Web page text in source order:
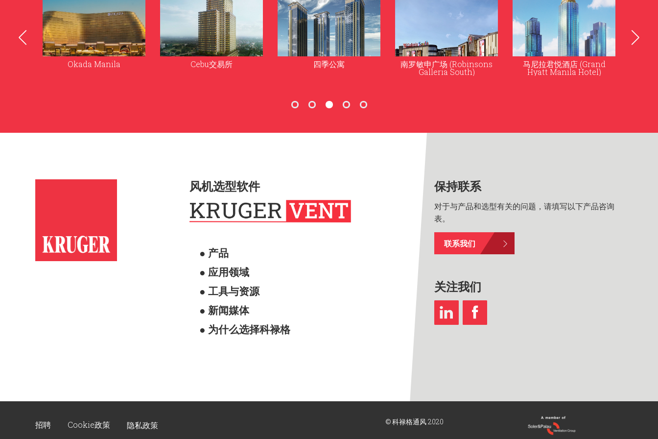
Cebu交易所 四季公寓 南罗敏申广场 (Robinsons 马尼拉君悦酒店 (Grand
Hyatt Manila Hotel)
Okada Manila
风机选型软件
● 产品
● 应用领域
● 工具与资源
● 新闻媒体
● 为什么选择科禄格
保持联系
对于与产品和选型有关的问题，请填写以下产品咨询
表。
联系我们
关注我们
招聘 Cookie政策 隐私政策 © 科禄格通风 2020